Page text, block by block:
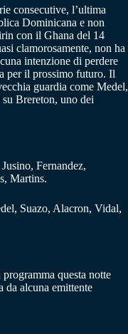
consecutive, l’ultima
Dominicana e non
con il Ghana del 14
clamorosamente, non ha
intenzione di perdere
per il prossimo futuro. Il
guardia come Medel,
Brereton, uno dei
Fernandez,
Martins.
Suazo, Alacron, Vidal,
programma questa notte
da alcuna emittente